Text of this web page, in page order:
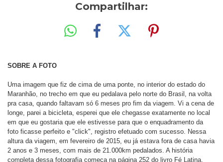
Compartilhar:
SOBRE A FOTO
Uma imagem que fiz de cima de uma ponte, no interior do estado do
Maranhão, no trecho em que eu pedalava pelo norte do Brasil, na volta
pra casa, quando faltavam só 6 meses pro fim da viagem. Vi a cena de
longe, parei a bicicleta, esperei que ele chegasse exatamente no local
em que eu gostaria que ele estivesse para que o enquadramento da
foto ficasse perfeito e "click", registro efetuado com sucesso. Nessa
altura da viagem, em fevereiro de 2015, eu já estava fora de casa havia
2 anos e 3 meses, com mais de 21.000km pedalados. A história
completa dessa fotografia começa na página 252 do livro Fé Latina.